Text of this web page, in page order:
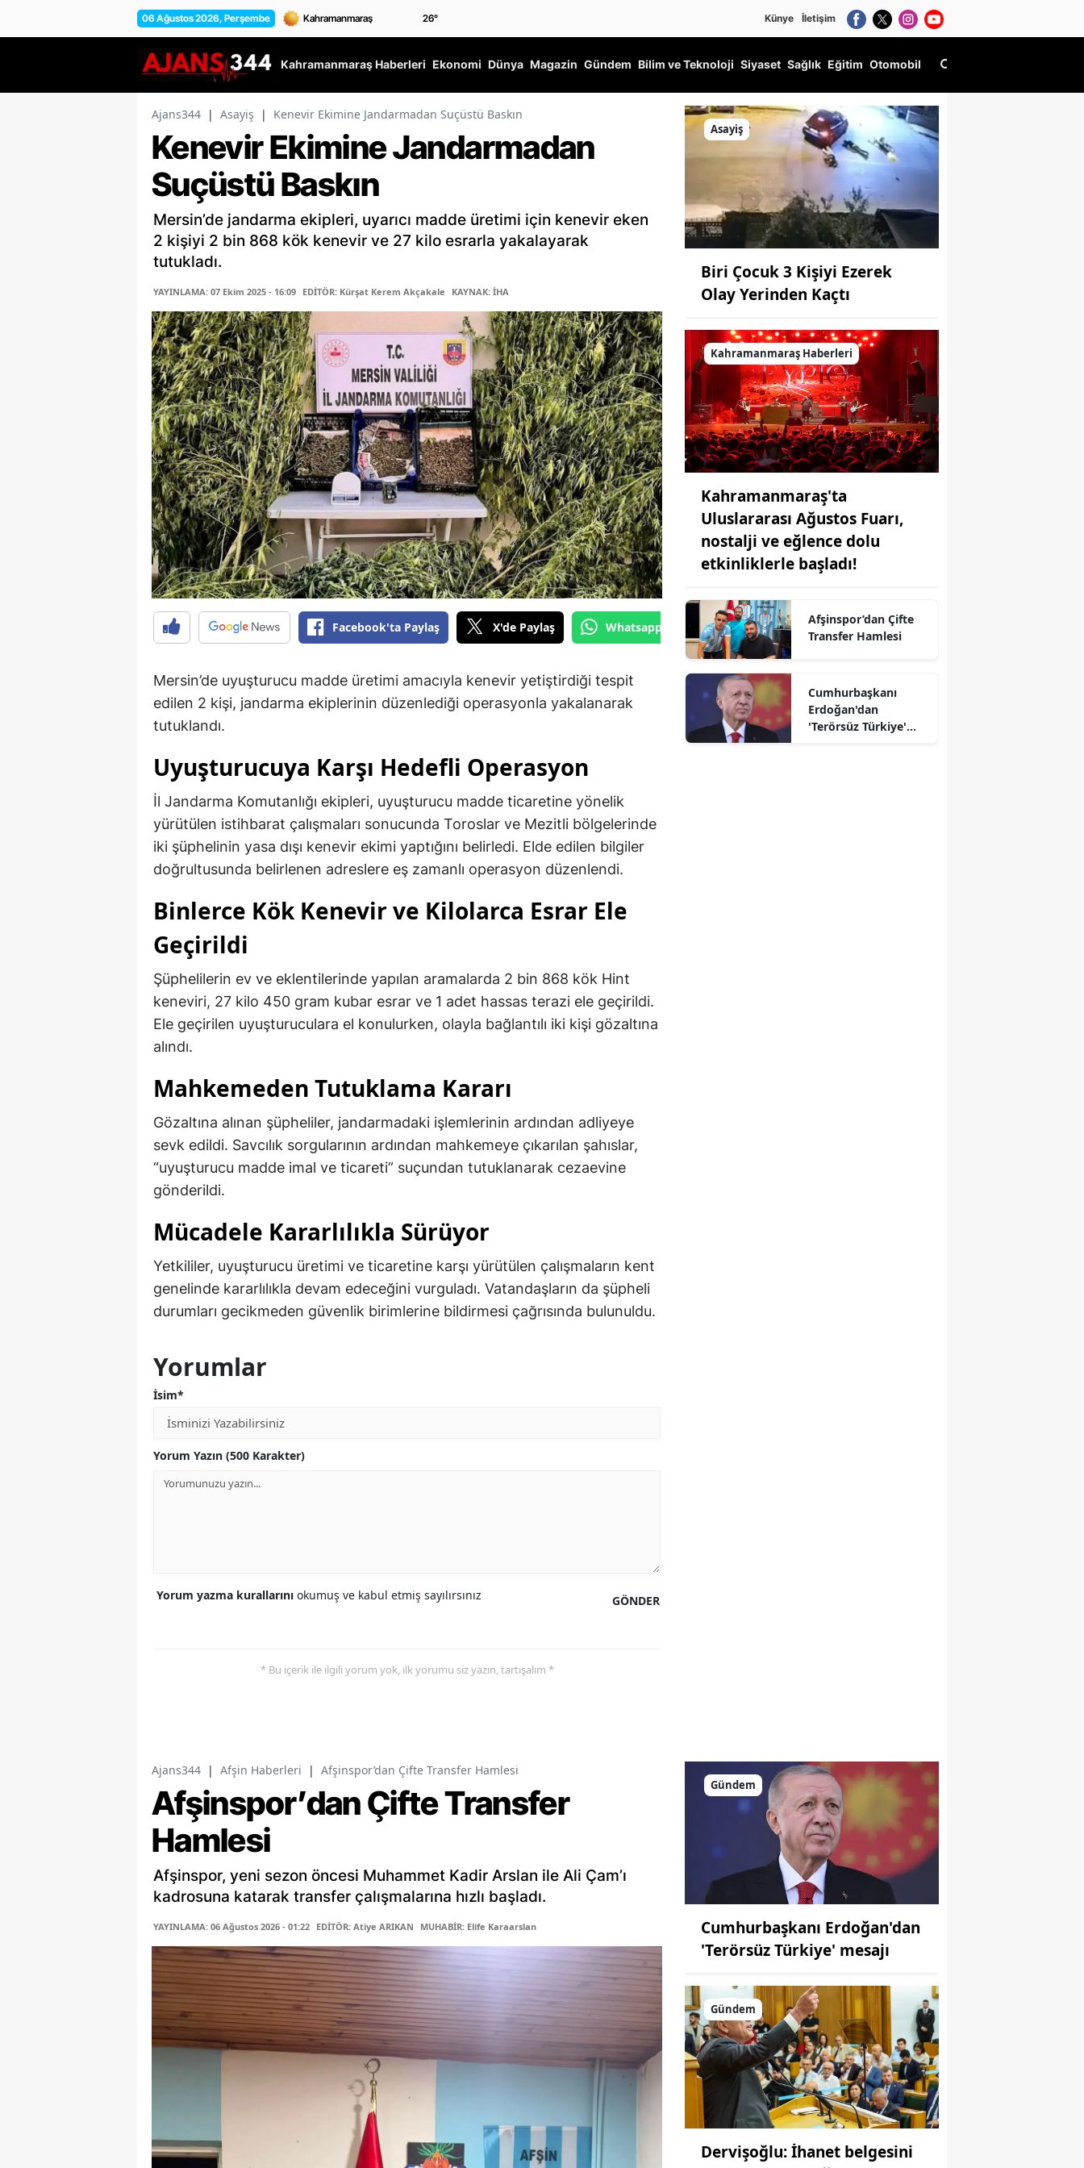
06 Ağustos 2026, Perşembe 26° Künye İletişim
Kahramanmaraş Haberleri Ekonomi Dünya Magazin Gündem Bilim ve Teknoloji Siyaset Sağlık Eğitim Otomobil
Ajans344 | Asayiş | Kenevir Ekimine Jandarmadan Suçüstü Baskın
Kenevir Ekimine Jandarmadan
Suçüstü Baskın
Mersin’de jandarma ekipleri, uyarıcı madde üretimi için kenevir eken
2 kişiyi 2 bin 868 kök kenevir ve 27 kilo esrarla yakalayarak
tutukladı.
YAYINLAMA: 07 Ekim 2025 - 16:09 EDİTÖR: Kürşat Kerem Akçakale KAYNAK: İHA
Facebook'ta Paylaş X'de Paylaş Whatsapp'tan Gönder
Mersin’de uyuşturucu madde üretimi amacıyla kenevir yetiştirdiği tespit
edilen 2 kişi, jandarma ekiplerinin düzenlediği operasyonla yakalanarak
tutuklandı.
Uyuşturucuya Karşı Hedefli Operasyon
İl Jandarma Komutanlığı ekipleri, uyuşturucu madde ticaretine yönelik
yürütülen istihbarat çalışmaları sonucunda Toroslar ve Mezitli bölgelerinde
iki şüphelinin yasa dışı kenevir ekimi yaptığını belirledi. Elde edilen bilgiler
doğrultusunda belirlenen adreslere eş zamanlı operasyon düzenlendi.
Binlerce Kök Kenevir ve Kilolarca Esrar Ele
Geçirildi
Şüphelilerin ev ve eklentilerinde yapılan aramalarda 2 bin 868 kök Hint
keneviri, 27 kilo 450 gram kubar esrar ve 1 adet hassas terazi ele geçirildi.
Ele geçirilen uyuşturuculara el konulurken, olayla bağlantılı iki kişi gözaltına
alındı.
Mahkemeden Tutuklama Kararı
Gözaltına alınan şüpheliler, jandarmadaki işlemlerinin ardından adliyeye
sevk edildi. Savcılık sorgularının ardından mahkemeye çıkarılan şahıslar,
“uyuşturucu madde imal ve ticareti” suçundan tutuklanarak cezaevine
gönderildi.
Mücadele Kararlılıkla Sürüyor
Yetkililer, uyuşturucu üretimi ve ticaretine karşı yürütülen çalışmaların kent
genelinde kararlılıkla devam edeceğini vurguladı. Vatandaşların da şüpheli
durumları gecikmeden güvenlik birimlerine bildirmesi çağrısında bulunuldu.
Yorumlar
İsim*
Yorum Yazın (500 Karakter)
GÖNDER
Yorum yazma kurallarını okumuş ve kabul etmiş sayılırsınız
* Bu içerik ile ilgili yorum yok, ilk yorumu siz yazın, tartışalım *
Asayiş
Biri Çocuk 3 Kişiyi Ezerek
Olay Yerinden Kaçtı
Kahramanmaraş Haberleri
Kahramanmaraş'ta
Uluslararası Ağustos Fuarı,
nostalji ve eğlence dolu
etkinliklerle başladı!
Afşinspor’dan Çifte
Transfer Hamlesi
Cumhurbaşkanı
Erdoğan'dan
'Terörsüz Türkiye'
Ajans344 | Afşin Haberleri | Afşinspor’dan Çifte Transfer Hamlesi
Afşinspor’dan Çifte Transfer
Hamlesi
Afşinspor, yeni sezon öncesi Muhammet Kadir Arslan ile Ali Çam’ı
kadrosuna katarak transfer çalışmalarına hızlı başladı.
YAYINLAMA: 06 Ağustos 2026 - 01:22 EDİTÖR: Atiye ARIKAN MUHABİR: Elife Karaarslan
Gündem
Cumhurbaşkanı Erdoğan'dan
'Terörsüz Türkiye' mesajı
Gündem
Dervişoğlu: İhanet belgesini